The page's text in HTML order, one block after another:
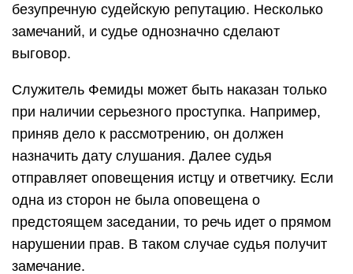
безупречную судейскую репутацию. Несколько
замечаний, и судье однозначно сделают
выговор.
Служитель Фемиды может быть наказан только
при наличии серьезного проступка. Например,
приняв дело к рассмотрению, он должен
назначить дату слушания. Далее судья
отправляет оповещения истцу и ответчику. Если
одна из сторон не была оповещена о
предстоящем заседании, то речь идет о прямом
нарушении прав. В таком случае судья получит
замечание.